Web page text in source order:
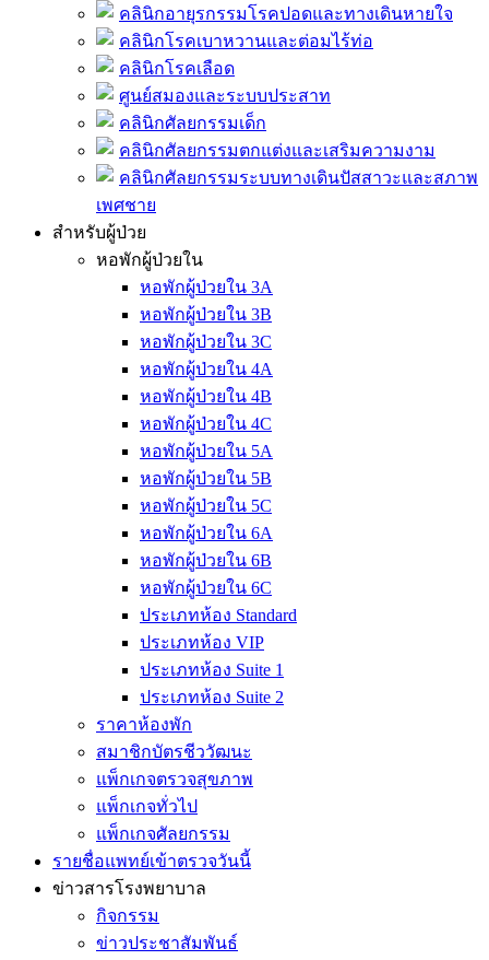
คลินิกอายุรกรรมโรคปอดและทางเดินหายใจ
คลินิกโรคเบาหวานและต่อมไร้ท่อ
คลินิกโรคเลือด
ศูนย์สมองและระบบประสาท
คลินิกศัลยกรรมเด็ก
คลินิกศัลยกรรมตกแต่งและเสริมความงาม
คลินิกศัลยกรรมระบบทางเดินปัสสาวะและสภาพ
เพศชาย
สำหรับผู้ป่วย
หอพักผู้ป่วยใน
หอพักผู้ป่วยใน 3A
หอพักผู้ป่วยใน 3B
หอพักผู้ป่วยใน 3C
หอพักผู้ป่วยใน 4A
หอพักผู้ป่วยใน 4B
หอพักผู้ป่วยใน 4C
หอพักผู้ป่วยใน 5A
หอพักผู้ป่วยใน 5B
หอพักผู้ป่วยใน 5C
หอพักผู้ป่วยใน 6A
หอพักผู้ป่วยใน 6B
หอพักผู้ป่วยใน 6C
ประเภทห้อง Standard
ประเภทห้อง VIP
ประเภทห้อง Suite 1
ประเภทห้อง Suite 2
ราคาห้องพัก
สมาชิกบัตรชีววัฒนะ
แพ็กเกจตรวจสุขภาพ
แพ็กเกจทั่วไป
แพ็กเกจศัลยกรรม
รายชื่อแพทย์เข้าตรวจวันนี้
ข่าวสารโรงพยาบาล
กิจกรรม
ข่าวประชาสัมพันธ์